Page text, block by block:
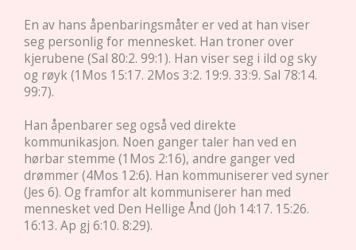
En av hans åpenbaringsmåter er ved at han viser
seg personlig for mennesket. Han troner over
kjerubene (Sal 80:2. 99:1). Han viser seg i ild og sky
og røyk (1Mos 15:17. 2Mos 3:2. 19:9. 33:9. Sal 78:14.
99:7).
Han åpenbarer seg også ved direkte
kommunikasjon. Noen ganger taler han ved en
hørbar stemme (1Mos 2:16), andre ganger ved
drømmer (4Mos 12:6). Han kommuniserer ved syner
(Jes 6). Og framfor alt kommuniserer han med
mennesket ved Den Hellige Ånd (Joh 14:17. 15:26.
16:13. Ap gj 6:10. 8:29).